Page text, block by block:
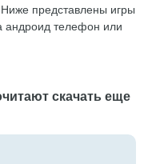
представлены игры
андроид телефон или
скачать еще